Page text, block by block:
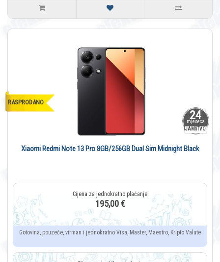
24
mjeseca
JAMSTVO
RASPRODANO
Xiaomi Redmi Note 13 Pro 8GB/256GB Dual Sim Midnight Black
195,00 €
Gotovina, pouzeće, virman i jednokratno Visa, Master, Maestro, Kripto Valute